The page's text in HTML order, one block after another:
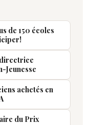
de 150 écoles
Jeunesse
achetés en
du Prix